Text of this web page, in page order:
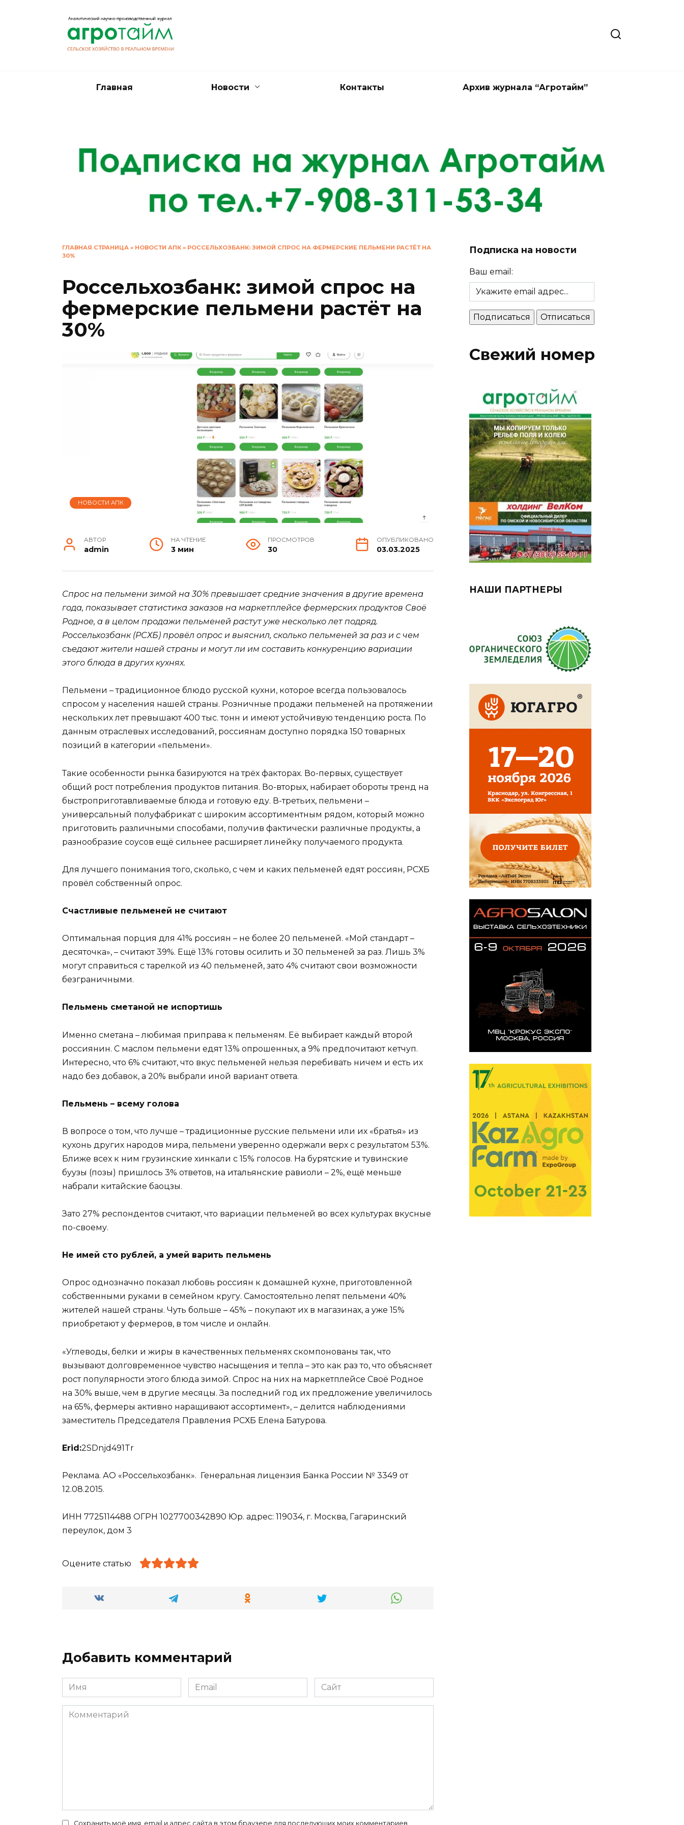
Главная Новости Контакты Архив журнала “Агротайм”
ГЛАВНАЯ СТРАНИЦА » НОВОСТИ АПК » РОССЕЛЬХОЗБАНК: ЗИМОЙ СПРОС НА ФЕРМЕРСКИЕ ПЕЛЬМЕНИ РАСТЁТ НА
30%
Россельхозбанк: зимой спрос на
фермерские пельмени растёт на
30%
НОВОСТИ АПК
АВТОР
admin
НА ЧТЕНИЕ
3 мин
ПРОСМОТРОВ
30
ОПУБЛИКОВАНО
03.03.2025
Спрос на пельмени зимой на 30% превышает средние значения в другие времена
года, показывает статистика заказов на маркетплейсе фермерских продуктов Своё
Родное, а в целом продажи пельменей растут уже несколько лет подряд.
Россельхозбанк (РСХБ) провёл опрос и выяснил, сколько пельменей за раз и с чем
съедают жители нашей страны и могут ли им составить конкуренцию вариации
этого блюда в других кухнях.
Пельмени – традиционное блюдо русской кухни, которое всегда пользовалось
спросом у населения нашей страны. Розничные продажи пельменей на протяжении
нескольких лет превышают 400 тыс. тонн и имеют устойчивую тенденцию роста. По
данным отраслевых исследований, россиянам доступно порядка 150 товарных
позиций в категории «пельмени».
Такие особенности рынка базируются на трёх факторах. Во-первых, существует
общий рост потребления продуктов питания. Во-вторых, набирает обороты тренд на
быстроприготавливаемые блюда и готовую еду. В-третьих, пельмени –
универсальный полуфабрикат с широким ассортиментным рядом, который можно
приготовить различными способами, получив фактически различные продукты, а
разнообразие соусов ещё сильнее расширяет линейку получаемого продукта.
Для лучшего понимания того, сколько, с чем и каких пельменей едят россиян, РСХБ
провёл собственный опрос.
Счастливые пельменей не считают
Оптимальная порция для 41% россиян – не более 20 пельменей. «Мой стандарт –
десяточка», – считают 39%. Ещё 13% готовы осилить и 30 пельменей за раз. Лишь 3%
могут справиться с тарелкой из 40 пельменей, зато 4% считают свои возможности
безграничными.
Пельмень сметаной не испортишь
Именно сметана – любимая приправа к пельменям. Её выбирает каждый второй
россиянин. С маслом пельмени едят 13% опрошенных, а 9% предпочитают кетчуп.
Интересно, что 6% считают, что вкус пельменей нельзя перебивать ничем и есть их
надо без добавок, а 20% выбрали иной вариант ответа.
Пельмень – всему голова
В вопросе о том, что лучше – традиционные русские пельмени или их «братья» из
кухонь других народов мира, пельмени уверенно одержали верх с результатом 53%.
Ближе всех к ним грузинские хинкали с 15% голосов. На бурятские и тувинские
буузы (позы) пришлось 3% ответов, на итальянские равиоли – 2%, ещё меньше
набрали китайские баоцзы.
Зато 27% респондентов считают, что вариации пельменей во всех культурах вкусные
по-своему.
Не имей сто рублей, а умей варить пельмень
Опрос однозначно показал любовь россиян к домашней кухне, приготовленной
собственными руками в семейном кругу. Самостоятельно лепят пельмени 40%
жителей нашей страны. Чуть больше – 45% – покупают их в магазинах, а уже 15%
приобретают у фермеров, в том числе и онлайн.
«Углеводы, белки и жиры в качественных пельменях скомпонованы так, что
вызывают долговременное чувство насыщения и тепла – это как раз то, что объясняет
рост популярности этого блюда зимой. Спрос на них на маркетплейсе Своё Родное
на 30% выше, чем в другие месяцы. За последний год их предложение увеличилось
на 65%, фермеры активно наращивают ассортимент», – делится наблюдениями
заместитель Председателя Правления РСХБ Елена Батурова.
Erid:2SDnjd491Tr
Реклама. АО «Россельхозбанк». Генеральная лицензия Банка России № 3349 от
12.08.2015.
ИНН 7725114488 ОГРН 1027700342890 Юр. адрес: 119034, г. Москва, Гагаринский
переулок, дом 3
Оцените статью
Добавить комментарий
Имя
*
Email
*
Сайт
Комментарий
Сохранить моё имя, email и адрес сайта в этом браузере для последующих моих комментариев.
Подписка на новости
Ваш email:
Свежий номер
НАШИ ПАРТНЕРЫ